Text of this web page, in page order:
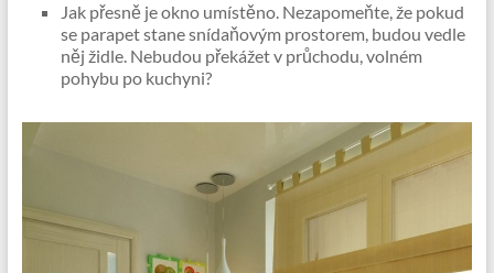
Jak přesně je okno umístěno. Nezapomeňte, že pokud
se parapet stane snídaňovým prostorem, budou vedle
něj židle. Nebudou překážet v průchodu, volném
pohybu po kuchyni?